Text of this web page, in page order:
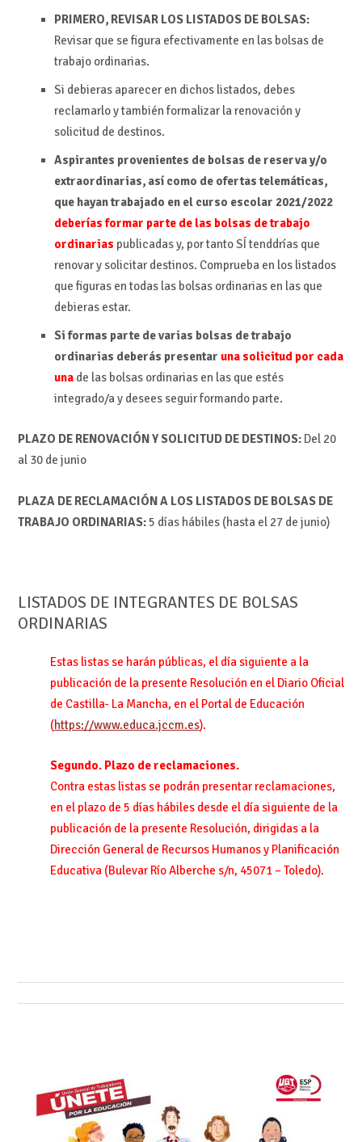
PRIMERO, REVISAR LOS LISTADOS DE BOLSAS:
Revisar que se figura efectivamente en las bolsas de
trabajo ordinarias.
Si debieras aparecer en dichos listados, debes
reclamarlo y también formalizar la renovación y
solicitud de destinos.
Aspirantes provenientes de bolsas de reserva y/o
extraordinarias, así como de ofertas telemáticas,
que hayan trabajado en el curso escolar 2021/2022
deberías formar parte de las bolsas de trabajo
ordinarias publicadas y, por tanto SÍ tenddrías que
renovar y solicitar destinos. Comprueba en los listados
que figuras en todas las bolsas ordinarias en las que
debieras estar.
Si formas parte de varias bolsas de trabajo
ordinarias deberás presentar una solicitud por cada
unade las bolsas ordinarias en las que estés
integrado/a y desees seguir formando parte.
PLAZO DE RENOVACIÓN Y SOLICITUD DE DESTINOS:Del 20
al 30 de junio
PLAZA DE RECLAMACIÓN A LOS LISTADOS DE BOLSAS DE
TRABAJO ORDINARIAS:5 días hábiles (hasta el 27 de junio)
LISTADOS DE INTEGRANTES DE BOLSAS
ORDINARIAS
Estas listas se harán públicas, el día siguiente a la
publicación de la presente Resolución en el Diario Oficial
de Castilla- La Mancha, en el Portal de Educación
(https://www.educa.jccm.es).
Segundo. Plazo de reclamaciones.
Contra estas listas se podrán presentar reclamaciones,
en el plazo de 5 días hábiles desde el día siguiente de la
publicación de la presente Resolución, dirigidas a la
Dirección General de Recursos Humanos y Planificación
Educativa (Bulevar Río Alberche s/n, 45071 – Toledo).